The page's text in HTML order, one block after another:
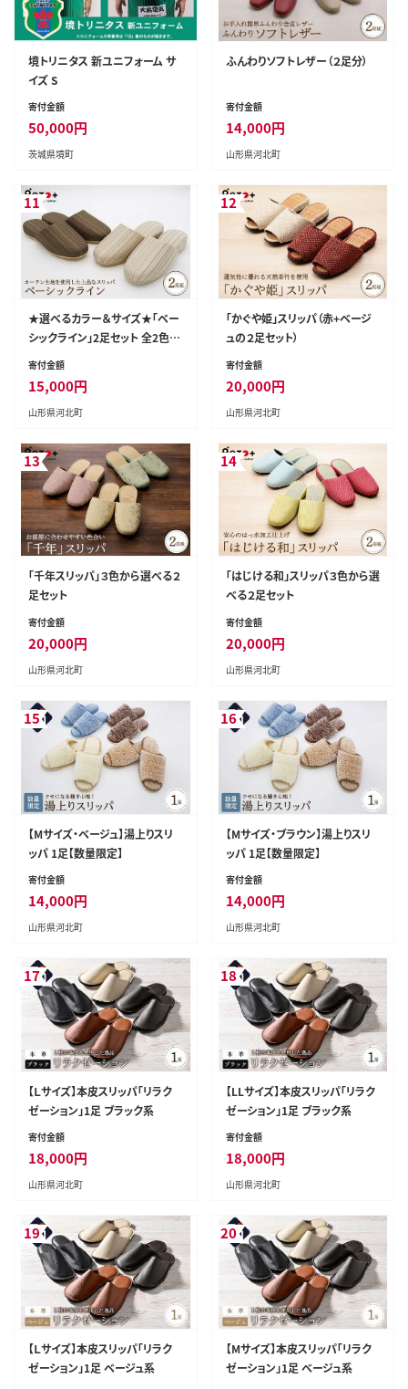
境トリニタス 新ユニフォーム サ
イズ S
寄付金額
50,000円
茨城県境町
ふんわりソフトレザー（２足分）
寄付金額
14,000円
山形県河北町
11
★選べるカラー＆サイズ★「ベー
シックライン」2足セット 全2色（S
サイズ/Ｍサイズ/Lサイズ）
寄付金額
15,000円
山形県河北町
12
「かぐや姫」スリッパ（赤+ベージ
ュの２足セット）
寄付金額
20,000円
山形県河北町
13
「千年スリッパ」３色から選べる２
足セット
寄付金額
20,000円
山形県河北町
14
「はじける和」スリッパ３色から選
べる２足セット
寄付金額
20,000円
山形県河北町
15
【Mサイズ・ベージュ】湯上りスリ
ッパ 1足【数量限定】
寄付金額
14,000円
山形県河北町
16
【Mサイズ・ブラウン】湯上りスリ
ッパ 1足【数量限定】
寄付金額
14,000円
山形県河北町
17
【Ｌサイズ】本皮スリッパ「リラク
ゼーション」1足 ブラック系
寄付金額
18,000円
山形県河北町
18
【LLサイズ】本皮スリッパ「リラク
ゼーション」1足 ブラック系
寄付金額
18,000円
山形県河北町
19
【Ｌサイズ】本皮スリッパ「リラク
ゼーション」1足 ベージュ系
20
【Mサイズ】本皮スリッパ「リラク
ゼーション」1足 ベージュ系